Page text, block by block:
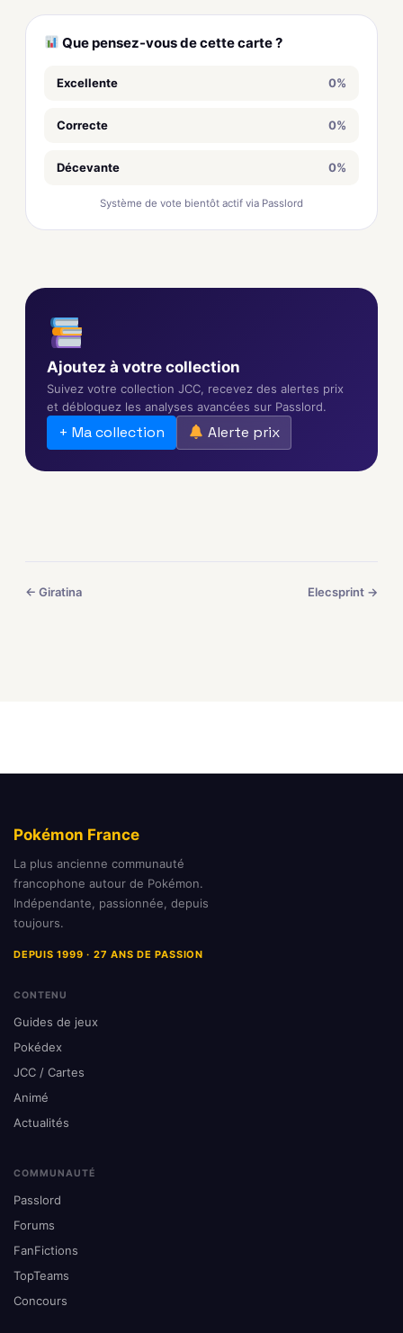
Que pensez-vous de cette carte ?
Excellente 0%
Correcte 0%
Décevante 0%
Système de vote bientôt actif via Passlord
Ajoutez à votre collection
Suivez votre collection JCC, recevez des alertes prix
et débloquez les analyses avancées sur Passlord.
+ Ma collection Alerte prix
← Giratina Elecsprint →
Pokémon France
La plus ancienne communauté
francophone autour de Pokémon.
Indépendante, passionnée, depuis
toujours.
DEPUIS 1999 · 27 ANS DE PASSION
CONTENU
Guides de jeux
Pokédex
JCC / Cartes
Animé
Actualités
COMMUNAUTÉ
Passlord
Forums
FanFictions
TopTeams
Concours